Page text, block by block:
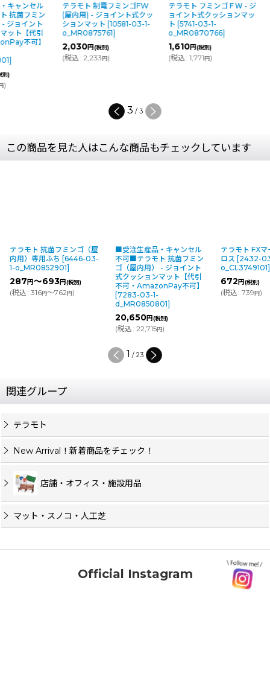
受注生産品・キャンセル
可■テラモト 抗菌フミン
（屋内用） - ジョイント
クッションマット【代引
可・AmazonPay不可】
税込
テラモト 制電フミンゴFW
(屋内用) - ジョイント式クッ
ションマット [ 10581-03-1-
o_MR0875761
2,030
(税込
テラモト フミン
ョイント式クッシ
ト
o_MR0870766
1,610
(税込
1/ 3
この商品を見た人はこんな商品もチェックしています
テラモト 抗菌フミンゴ（屋
内用）専用ふち [6446-03-
1-o_MR0852901]
287 円～693円(税別)
(税込: 316円～762円)
■受注生産品・キャンセル
不可■テラモト 抗菌フミン
ゴ（屋内用） - ジョイント
式クッションマット【代引
不可・AmazonPay不可】
[7283-03-1-
d_MR0850801]
20,650円(税別)
(税込: 22,715円)
テラモト FX
ロス [2432-
o_CL3749101]
672円(税別)
(税込: 739円)
1 / 23
関連グループ
テラモト
New Arrival！新着商品をチェック！
店舗・オフィス・施設用品
マット・スノコ・人工芝
Official Instagram